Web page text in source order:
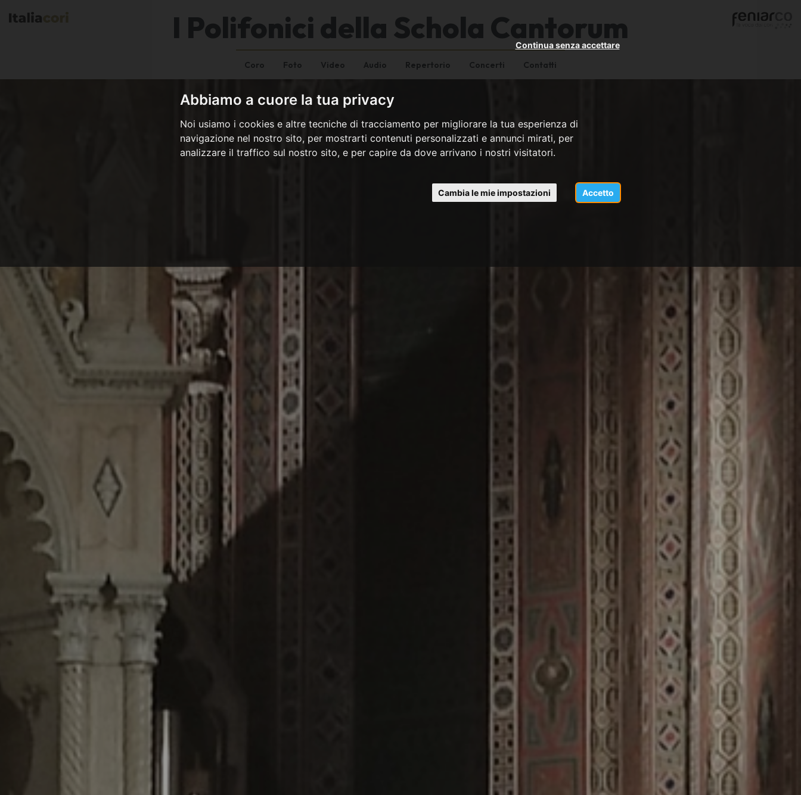
Abbiamo a cuore la tua privacy
Noi usiamo i cookies e altre tecniche di tracciamento per migliorare la tua esperienza di
navigazione nel nostro sito, per mostrarti contenuti personalizzati e annunci mirati, per
analizzare il traffico sul nostro sito, e per capire da dove arrivano i nostri visitatori.
Accetto
Continua senza accettare
Cambia le mie impostazioni
I Polifonici della Schola Cantorum
Coro Foto Video Audio Repertorio Concerti Contatti